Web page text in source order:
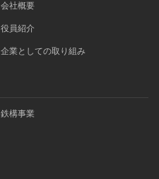
会社概要
役員紹介
企業としての取り組み
鉄構事業